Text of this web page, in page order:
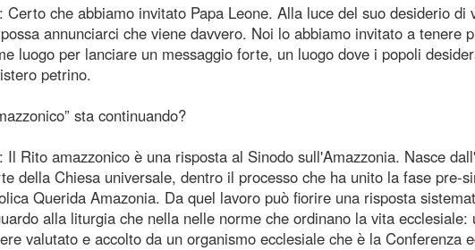
Certo che abbiamo invitato Papa Leone. Alla luce del suo desiderio di
annunciarci che viene davvero. Noi lo abbiamo invitato a tenere
luogo per lanciare un messaggio forte, un luogo dove i popoli
petrino.
sta continuando?
Il Rito amazzonico è una risposta al Sinodo sull'Amazzonia. Nasce
della Chiesa universale, dentro il processo che ha unito la fase pre-
Querida Amazonia. Da quel lavoro può fiorire una risposta
alla liturgia che nella nelle norme che ordinano la vita ecclesiale:
valutato e accolto da un organismo ecclesiale che è la Conferenza